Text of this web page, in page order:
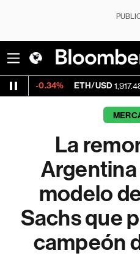
ETH/USD 1,917.485 -0.08%
La
modelo
Sachs que
campeón